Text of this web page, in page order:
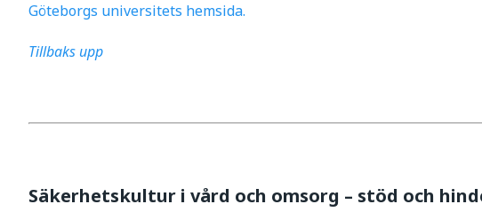
Göteborgs universitets hemsida.
Tillbaks upp
Säkerhetskultur i vård och omsorg – stöd och